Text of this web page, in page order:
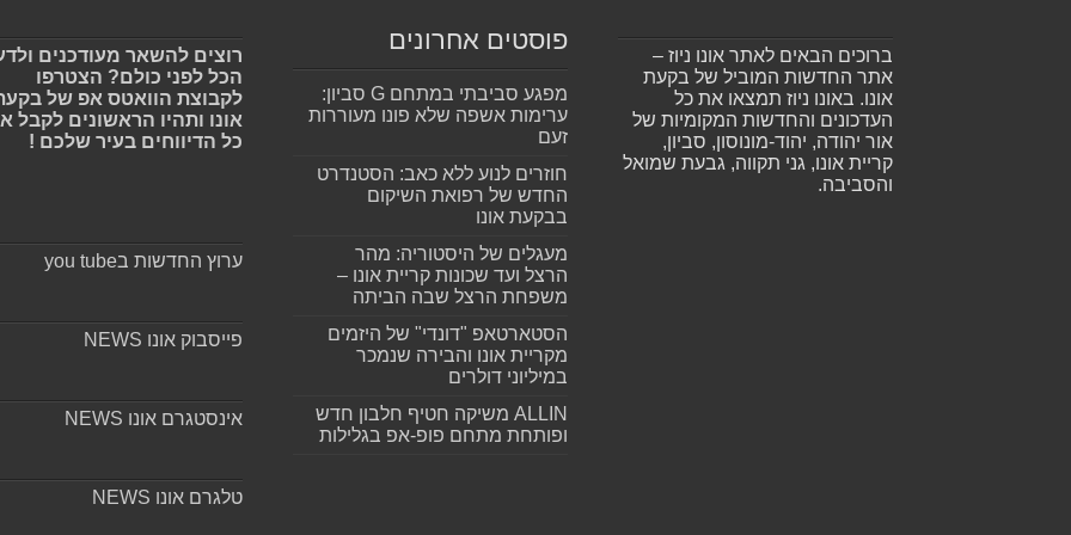
ברוכים הבאים לאתר אונו ניוז –
אתר החדשות המוביל של בקעת
אונו. באונו ניוז תמצאו את כל
העדכונים והחדשות המקומיות של
אור יהודה, יהוד-מונוסון, סביון,
קריית אונו, גני תקווה, גבעת שמואל
והסביבה.
פוסטים אחרונים
מפגע סביבתי במתחם G סביון:
ערימות אשפה שלא פונו מעוררות
זעם
חוזרים לנוע ללא כאב: הסטנדרט
החדש של רפואת השיקום
בבקעת אונו
מעגלים של היסטוריה: מהר
הרצל ועד שכונות קריית אונו –
משפחת הרצל שבה הביתה
הסטארטאפ "דונדי" של היזמים
מקריית אונו והבירה שנמכר
במיליוני דולרים
ALLIN משיקה חטיף חלבון חדש
ופותחת מתחם פופ-אפ בגלילות
רוצים להשאר מעודכנים
הכל לפני כולם? הצטרפו
לקבוצת הוואטס אפ של
אונו ותהיו הראשונים לקבל
כל הדיווחים בעיר שלכם !
ערוץ החדשות בyou tube
פייסבוק אונו NEWS
אינסטגרם אונו NEWS
טלגרם אונו NEWS